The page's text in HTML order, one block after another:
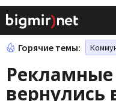
Горячие темы:
вернулись